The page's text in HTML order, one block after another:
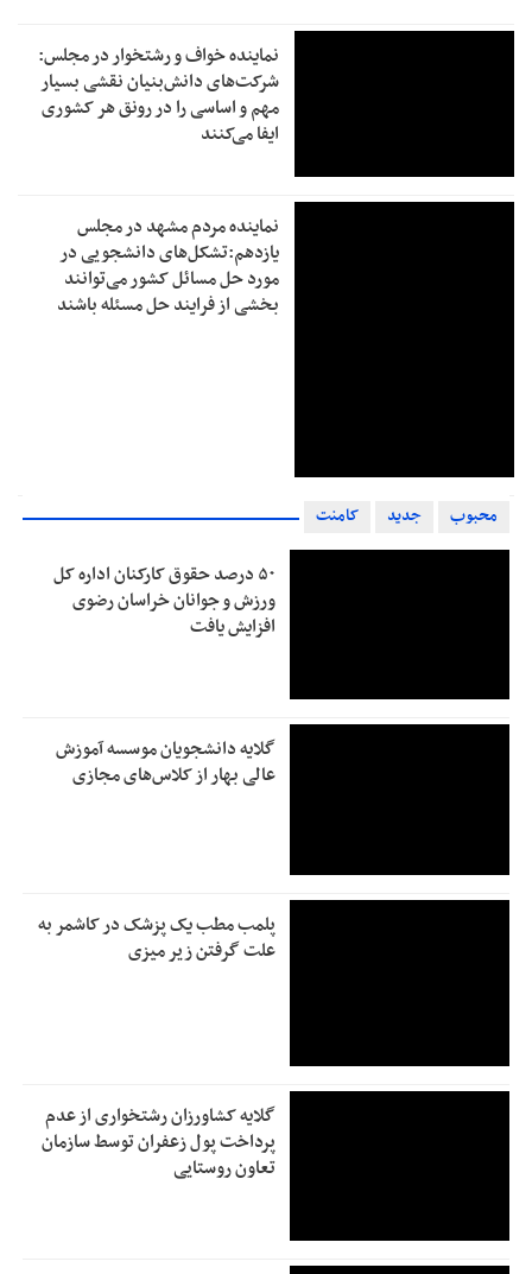
نماینده خواف و رشتخوار در مجلس:
شرکت‌های دانش‌بنیان نقشی بسیار
مهم و اساسی را در رونق هر کشوری
ایفا می‌کنند
نماینده مردم مشهد در مجلس
یازدهم:تشکل‌های دانشجویی در
مورد حل مسائل کشور می‌توانند
بخشی از فرایند حل مسئله باشند
محبوب جدید کامنت
۵۰ درصد حقوق کارکنان اداره کل
ورزش و جوانان خراسان رضوی
افزایش یافت
گلایه دانشجویان موسسه آموزش
عالی بهار از کلاس‌های مجازی
پلمب مطب یک پزشک در کاشمر به
علت گرفتن زیر میزی
گلایه کشاورزان رشتخواری از عدم
پرداخت پول زعفران توسط سازمان
تعاون روستایی